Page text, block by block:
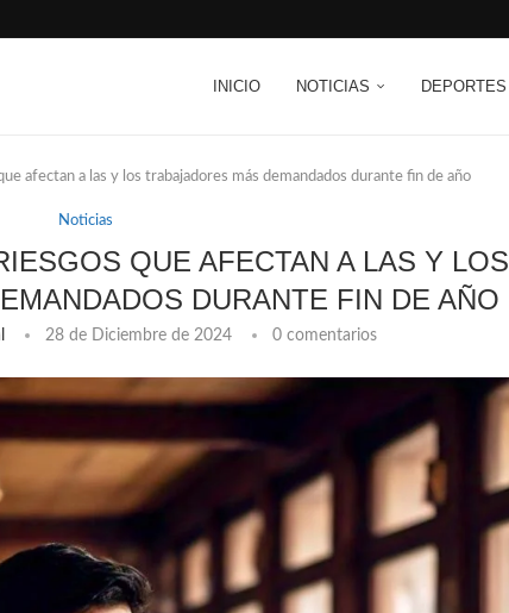
INICIO NOTICIAS DEPORTES
afectan a las y los trabajadores más demandados durante fin de año
Noticias
QUE AFECTAN A LAS Y LOS
DURANTE FIN DE AÑO
28 de Diciembre de 2024 0 comentarios